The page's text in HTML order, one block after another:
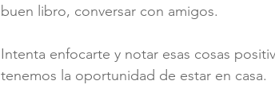
buen libro, conversar con amigos.
Intenta enfocarte y notar esas cosas
tenemos la oportunidad de estar en casa.